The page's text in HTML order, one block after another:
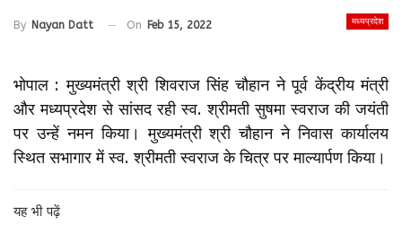
मध्यप्रदेश
By Nayan Datt On Feb 15, 2022
भोपाल : मुख्यमंत्री श्री शिवराज सिंह चौहान ने पूर्व केंद्रीय मंत्री
और मध्यप्रदेश से सांसद रही स्व. श्रीमती सुषमा स्वराज की जयंती
पर उन्हें नमन किया। मुख्यमंत्री श्री चौहान ने निवास कार्यालय
स्थित सभागार में स्व. श्रीमती स्वराज के चित्र पर माल्यार्पण किया।
यह भी पढ़ें